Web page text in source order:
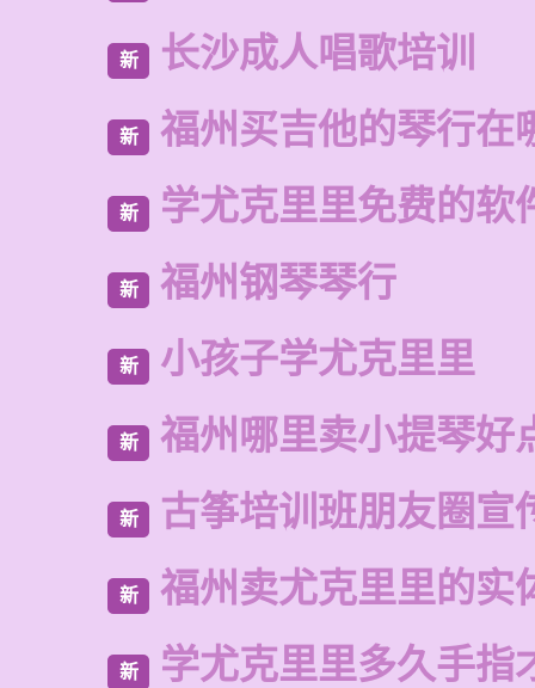
新 长沙成人唱歌培训
新 福州买吉他的琴行在
新 学尤克里里免费的软
新 福州钢琴琴行
新 小孩子学尤克里里
新 福州哪里卖小提琴好
新 古筝培训班朋友圈宣
新 福州卖尤克里里的实
新 学尤克里里多久手指